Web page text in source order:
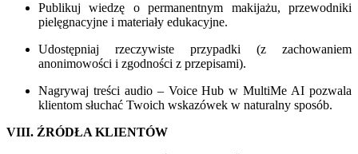
Publikuj wiedzę o permanentnym makijażu, przewodniki
pielęgnacyjne i materiały edukacyjne.
Udostępniaj rzeczywiste przypadki (z zachowaniem
anonimowości i zgodności z przepisami).
Nagrywaj treści audio – Voice Hub w MultiMe AI pozwala
klientom słuchać Twoich wskazówek w naturalny sposób.
VIII. ŹRÓDŁA KLIENTÓW